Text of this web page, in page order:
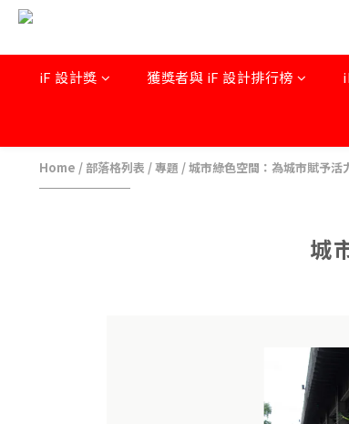
iF 設計獎 獲獎者與 iF 設計排行榜
Home / 部落格列表 /專題 /城市綠色空間：為城市賦予活
城